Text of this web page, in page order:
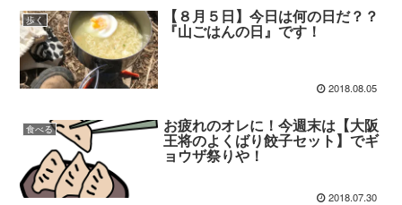
歩く 【８月５日】今日は何の日だ？？
『山ごはんの日』です！
2018.08.05
食べる お疲れのオレに！今週末は【大阪
王将のよくばり餃子セット】でギ
ョウザ祭りや！
2018.07.30